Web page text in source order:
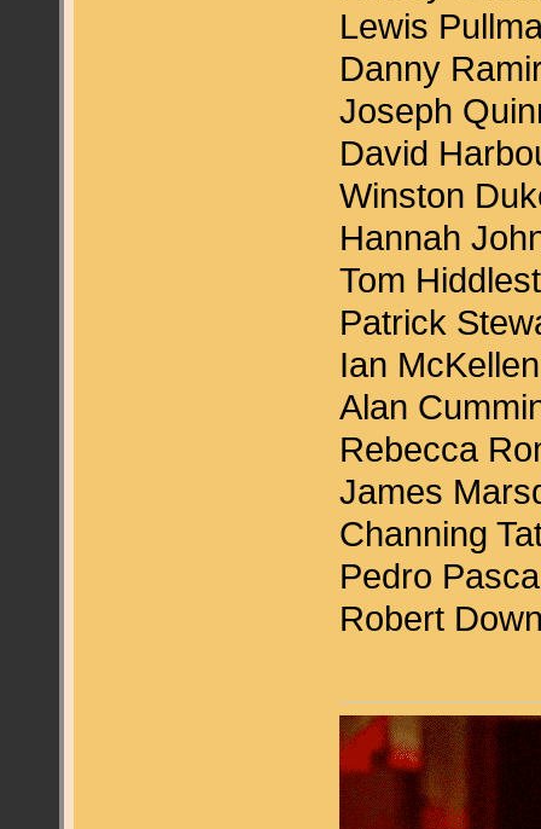
Lewis
Danny
Joseph
David
Winston
Hannah
Tom
Patrick
Ian
Alan
Rebecca
James
Channing
Pedro
Robert